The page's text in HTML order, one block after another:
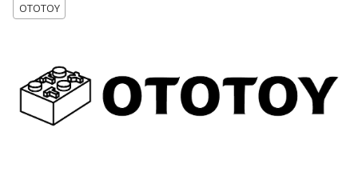
OTOTOY